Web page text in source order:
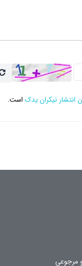
متعددی از
انتشار نیکران یدک است.
مرجوعی